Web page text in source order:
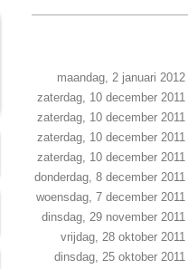
maandag, 2 januari 2012
zaterdag, 10 december 2011
zaterdag, 10 december 2011
zaterdag, 10 december 2011
zaterdag, 10 december 2011
donderdag, 8 december 2011
woensdag, 7 december 2011
dinsdag, 29 november 2011
vrijdag, 28 oktober 2011
dinsdag, 25 oktober 2011